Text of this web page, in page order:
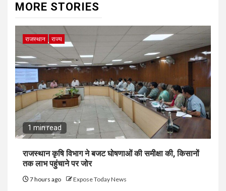
MORE STORIES
राजस्थान राज्य
1 min read
राजस्थान कृषि विभाग ने बजट घोषणाओं की समीक्षा की, किसानों
तक लाभ पहुंचाने पर जोर
7 hours ago Expose Today News